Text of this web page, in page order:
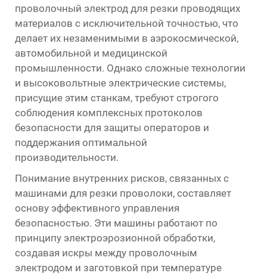
проволочный электрод для резки проводящих
материалов с исключительной точностью, что
делает их незаменимыми в аэрокосмической,
автомобильной и медицинской
промышленности. Однако сложные технологии
и высоковольтные электрические системы,
присущие этим станкам, требуют строгого
соблюдения комплексных протоколов
безопасности для защиты операторов и
поддержания оптимальной
производительности.
Понимание внутренних рисков, связанных с
машинами для резки проволоки, составляет
основу эффективного управления
безопасностью. Эти машины работают по
принципу электроэрозионной обработки,
создавая искры между проволочным
электродом и заготовкой при температуре